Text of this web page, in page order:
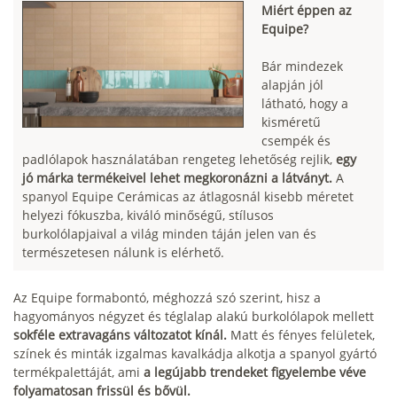
Miért éppen az
Equipe?
Bár mindezek
alapján jól
látható, hogy a
kisméretű
csempék és
padlólapok használatában rengeteg lehetőség rejlik, egy
jó márka termékeivel lehet megkoronázni a látványt. A
spanyol Equipe Cerámicas az átlagosnál kisebb méretet
helyezi fókuszba, kiváló minőségű, stílusos
burkolólapjaival a világ minden táján jelen van és
természetesen nálunk is elérhető.
Az Equipe formabontó, méghozzá szó szerint, hisz a
hagyományos négyzet és téglalap alakú burkolólapok mellett
sokféle extravagáns változatot kínál. Matt és fényes felületek,
színek és minták izgalmas kavalkádja alkotja a spanyol gyártó
termékpalettáját, ami a legújabb trendeket figyelembe véve
folyamatosan frissül és bővül.